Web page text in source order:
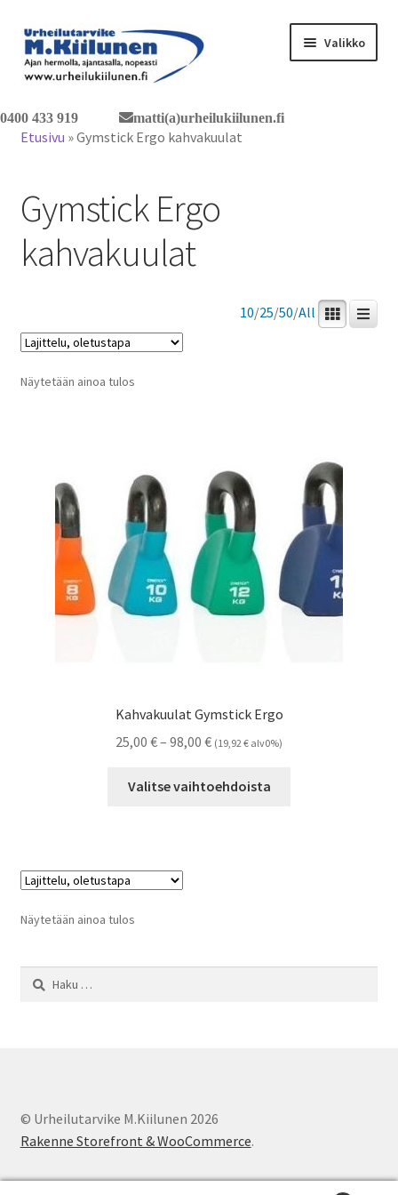
0400 433 919 matti(a)urheilukiilunen.fi
Siirry
navigointiin
Siirry
sisältöön
Valikko
Tervetuloa verkkokauppaan
Yhteystiedot
Etusivu »Gymstick Ergo kahvakuulat
Gymstick Ergo
kahvakuulat
10/25/50/All
Näytetään ainoa tulos
Kahvakuulat Gymstick Ergo
25,00 €– 98,00 €Hintaluokka:
-
(19,92 € alv0%)
Valitse vaihtoehdoista
Näytetään ainoa tulos
Haku:
© Urheilutarvike M.Kiilunen 2026
Rakenne Storefront & WooCommerce.